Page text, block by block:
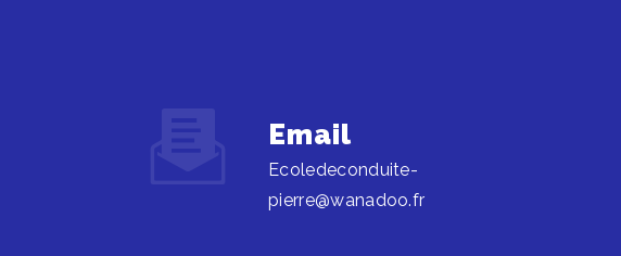
Email
ecoledeconduite-
pierre@wanadoo.fr